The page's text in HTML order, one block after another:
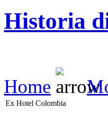
Historia
Home
Ex Hotel Colombia